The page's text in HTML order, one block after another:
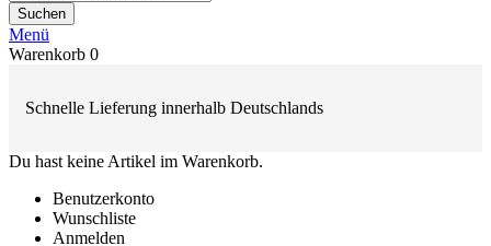
Suchen
Menü
Warenkorb 0
Schnelle Lieferung innerhalb Deutschlands
Du hast keine Artikel im Warenkorb.
Benutzerkonto
Wunschliste
Anmelden